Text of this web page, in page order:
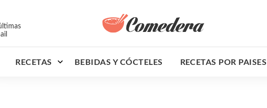
RECETAS BEBIDAS Y CÓCTELES RECETAS POR PAISES